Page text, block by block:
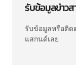
รับข้อมูลข่าวส
รับข้อมูลหรือติด
แสกนด์เลย